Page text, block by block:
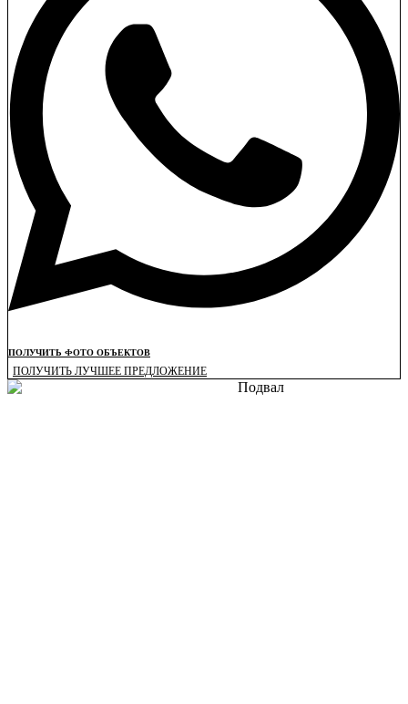
ПОЛУЧИТЬ ФОТО ОБЪЕКТОВ
ПОЛУЧИТЬ ЛУЧШЕЕ ПРЕДЛОЖЕНИЕ